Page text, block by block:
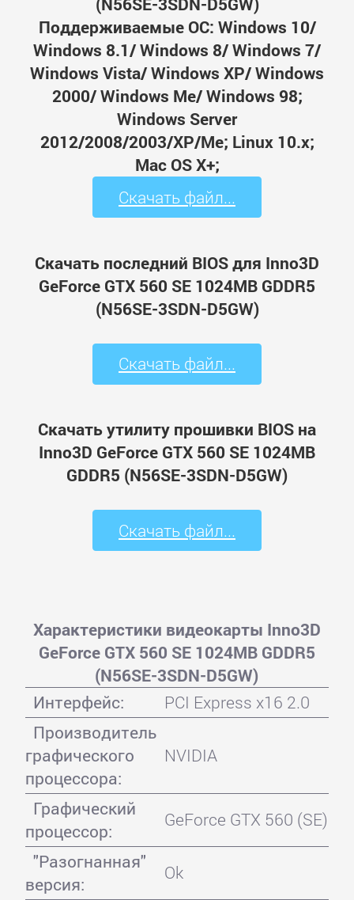
Поддерживаемые ОС: Windows 10/
Windows 8.1/ Windows 8/ Windows 7/
Windows Vista/ Windows XP/ Windows
2000/ Windows Me/ Windows 98;
Windows Server
2012/2008/2003/XP/Me; Linux 10.x;
Mac OS X+;
Скачать файл...
Скачать последний BIOS для Inno3D
GeForce GTX 560 SE 1024MB GDDR5
(N56SE-3SDN-D5GW)
Скачать файл...
Скачать утилиту прошивки BIOS на
Inno3D GeForce GTX 560 SE 1024MB
GDDR5 (N56SE-3SDN-D5GW)
Скачать файл...
Характеристики видеокарты Inno3D
GeForce GTX 560 SE 1024MB GDDR5
(N56SE-3SDN-D5GW)
Интерфейс:
PCI Express x16 2.0
Производитель
графического
процессора:
NVIDIA
Графический
процессор:
GeForce GTX 560 (SE)
"Разогнанная"
версия:
Ok